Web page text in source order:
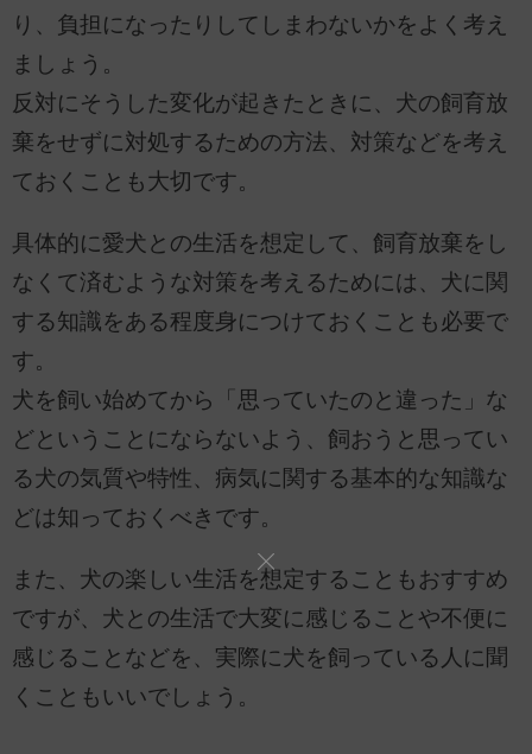
り、負担になったりしてしまわないかをよく考え
ましょう。
反対にそうした変化が起きたときに、犬の飼育放
棄をせずに対処するための方法、対策などを考え
ておくことも大切です。
具体的に愛犬との生活を想定して、飼育放棄をし
なくて済むような対策を考えるためには、犬に関
する知識をある程度身につけておくことも必要で
す。
犬を飼い始めてから「思っていたのと違った」な
どということにならないよう、飼おうと思ってい
る犬の気質や特性、病気に関する基本的な知識な
どは知っておくべきです。
また、犬の楽しい生活を想定することもおすすめ
ですが、犬との生活で大変に感じることや不便に
感じることなどを、実際に犬を飼っている人に聞
くこともいいでしょう。